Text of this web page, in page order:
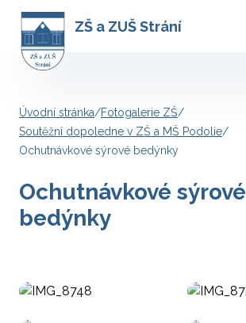
ZŠ a ZUŠ Strání
Úvodní stránka/Fotogalerie ZŠ/
Soutěžní dopoledne v ZŠ a MŠ Podolie/
Ochutnávkové sýrové bedýnky
Ochutnávkové sýrové
bedýnky